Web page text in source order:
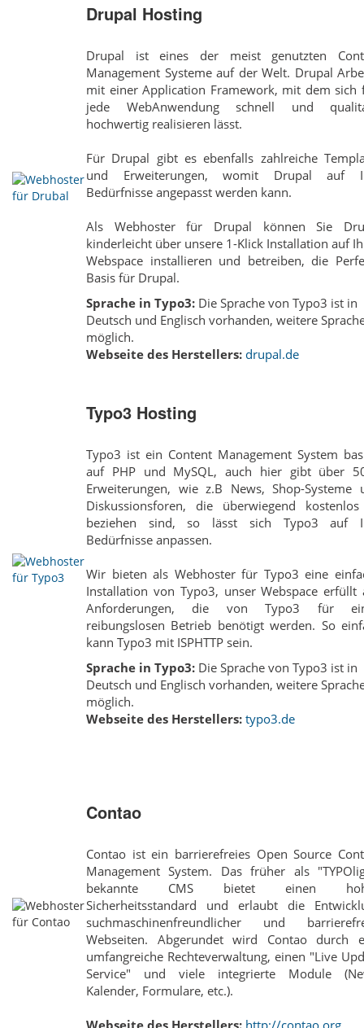
Drupal Hosting
Drupal ist eines der meist genutzten
Management Systeme auf der Welt. Drupal
mit einer Application Framework, mit dem sich
jede Web­Anwendung schnell und
hochwertig realisieren lässt.
Für Drupal gibt es ebenfalls zahlreiche
und Erweiterungen, womit Drupal auf
Bedürfnisse angepasst werden kann.
Als Webhoster für Drupal können Sie
kinderleicht über unsere 1-Klick Installation auf
Webspace installieren und betreiben, die
Basis für Drupal.
Sprache in Typo3: Die Sprache von Typo3 ist in
Deutsch und Englisch vorhanden, weitere
möglich.
Webseite des Herstellers: drupal.de
Typo3 Hosting
Typo3 ist ein Content Management System
auf PHP und MySQL, auch hier gibt über
Erweiterungen, wie z.B News, Shop-Systeme
Diskussionsforen, die überwiegend
beziehen sind, so lässt sich Typo3 auf
Bedürfnisse anpassen.
Wir bieten als Webhoster für Typo3 eine
Installation von Typo3, unser Webspace erfüllt
Anforderungen, die von Typo3 für
reibungslosen Betrieb benötigt werden. So
kann Typo3 mit ISPHTTP sein.
Sprache in Typo3: Die Sprache von Typo3 ist in
Deutsch und Englisch vorhanden, weitere
möglich.
Webseite des Herstellers: typo3.de
Contao
Contao ist ein barrierefreies Open Source
Management System. Das früher als
bekannte CMS bietet einen
Sicherheitsstandard und erlaubt die
suchmaschinenfreundlicher und
Webseiten. Abgerundet wird Contao durch
umfangreiche Rechteverwaltung, einen "Live
Service" und viele integrierte Module
Kalender, Formulare, etc.).
Webseite des Herstellers: http://contao.org